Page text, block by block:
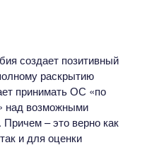
создает позитивный
раскрытию
принимать ОС «по
над возможными
– это верно как
и для оценки